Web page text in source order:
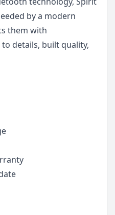
by a modern
them with
details, built quality,